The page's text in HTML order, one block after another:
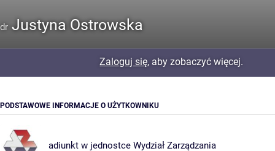
dr Justyna Ostrowska
Zaloguj się, aby zobaczyć więcej.
PODSTAWOWE INFORMACJE O UŻYTKOWNIKU
adiunkt w jednostce Wydział Zarządzania